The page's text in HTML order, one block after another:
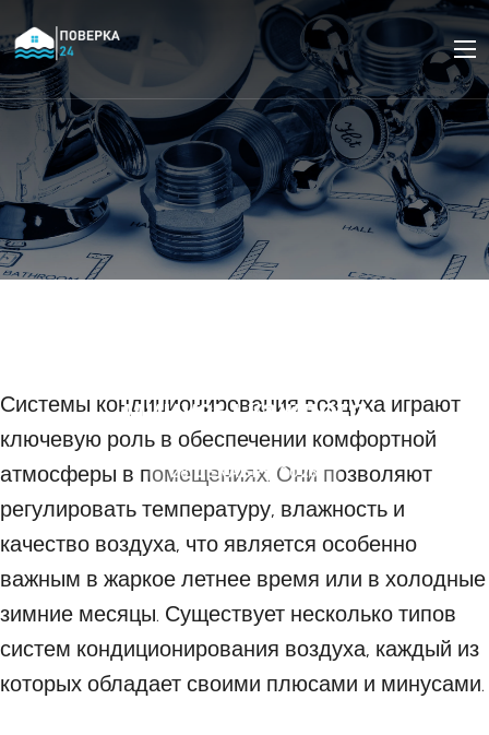
минусы каждого
28 ДЕКАБРЯ 2023
Системы кондиционирования воздуха играют
ключевую роль в обеспечении комфортной
атмосферы в помещениях. Они позволяют
регулировать температуру, влажность и
качество воздуха, что является особенно
важным в жаркое летнее время или в холодные
зимние месяцы. Существует несколько типов
систем кондиционирования воздуха, каждый из
которых обладает своими плюсами и минусами.